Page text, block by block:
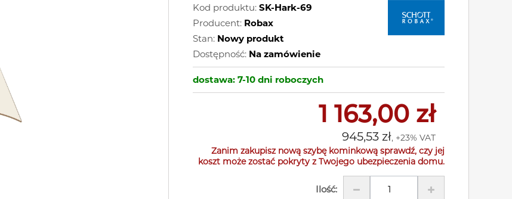
Kod produktu: SK-Hark-69
Producent: Robax
Stan: Nowy produkt
Dostępność: Na zamówienie
dostawa: 7-10 dni roboczych
1 163,00 zł
945,53 zł, +23% VAT
Zanim zakupisz nową szybę kominkową sprawdź, czy jej
koszt może zostać pokryty z Twojego ubezpieczenia domu.
Ilość: